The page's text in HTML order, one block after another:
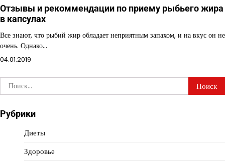
Отзывы и рекоммендации по приему рыбьего жира
в капсулах
Все знают, что рыбий жир обладает неприятным запахом, и на вкус он не
очень. Однако…
04.01.2019
Найти:
Рубрики
Диеты
Здоровье